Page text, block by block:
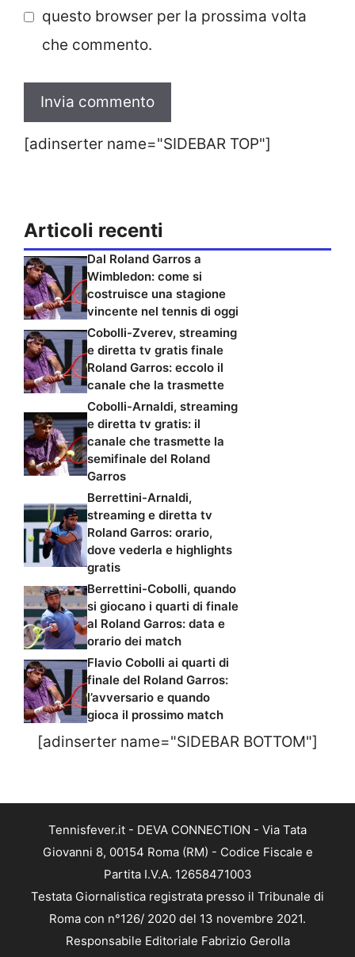
questo browser per la prossima volta
che commento.
[adinserter name="SIDEBAR TOP"]
Articoli recenti
Dal Roland Garros a
Wimbledon: come si
costruisce una stagione
vincente nel tennis di oggi
Cobolli-Zverev, streaming
e diretta tv gratis finale
Roland Garros: eccolo il
canale che la trasmette
Cobolli-Arnaldi, streaming
e diretta tv gratis: il
canale che trasmette la
semifinale del Roland
Garros
Berrettini-Arnaldi,
streaming e diretta tv
Roland Garros: orario,
dove vederla e highlights
gratis
Berrettini-Cobolli, quando
si giocano i quarti di finale
al Roland Garros: data e
orario dei match
Flavio Cobolli ai quarti di
finale del Roland Garros:
l’avversario e quando
gioca il prossimo match
[adinserter name="SIDEBAR BOTTOM"]
Tennisfever.it - DEVA CONNECTION - Via Tata
Giovanni 8, 00154 Roma (RM) - Codice Fiscale e
Partita I.V.A. 12658471003
Testata Giornalistica registrata presso il Tribunale di
Roma con n°126/ 2020 del 13 novembre 2021.
Responsabile Editoriale Fabrizio Gerolla